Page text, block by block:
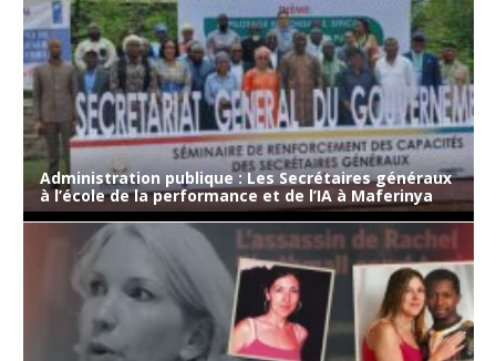
Administration publique : Les Secrétaires généraux
à l’école de la performance et de l’IA à Maferinya